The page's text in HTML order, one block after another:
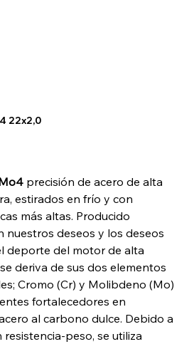
22x2,0
precisión de acero de alta
estirados en frío y con
más altas. Producido
nuestros deseos y los deseos
deporte del motor de alta
deriva de sus dos elementos
Cromo (Cr) y Molibdeno (Mo)
fortalecedores en
al carbono dulce. Debido a
peso, se utiliza